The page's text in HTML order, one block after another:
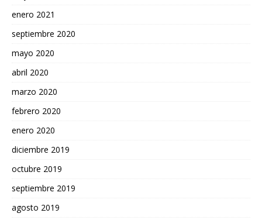
enero 2021
septiembre 2020
mayo 2020
abril 2020
marzo 2020
febrero 2020
enero 2020
diciembre 2019
octubre 2019
septiembre 2019
agosto 2019